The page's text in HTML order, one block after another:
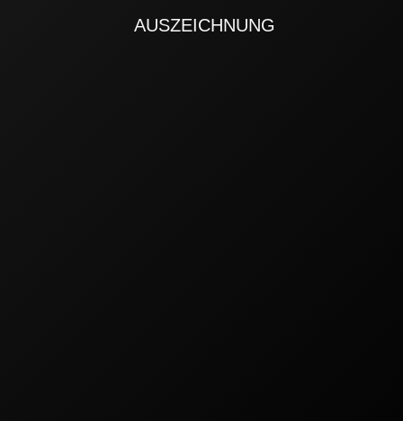
AUSZEICHNUNG